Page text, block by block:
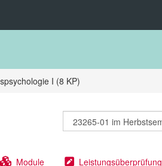
I (8 KP)
Module Leistungsüberprüfung